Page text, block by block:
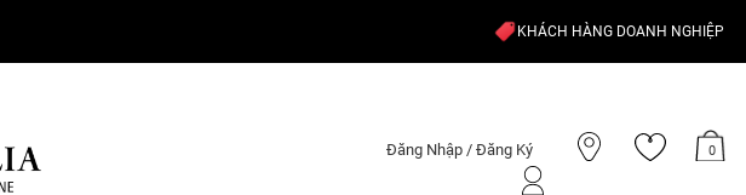
KHÁCH HÀNG DOANH NGHIỆP
Đăng Nhập / Đăng Ký 0